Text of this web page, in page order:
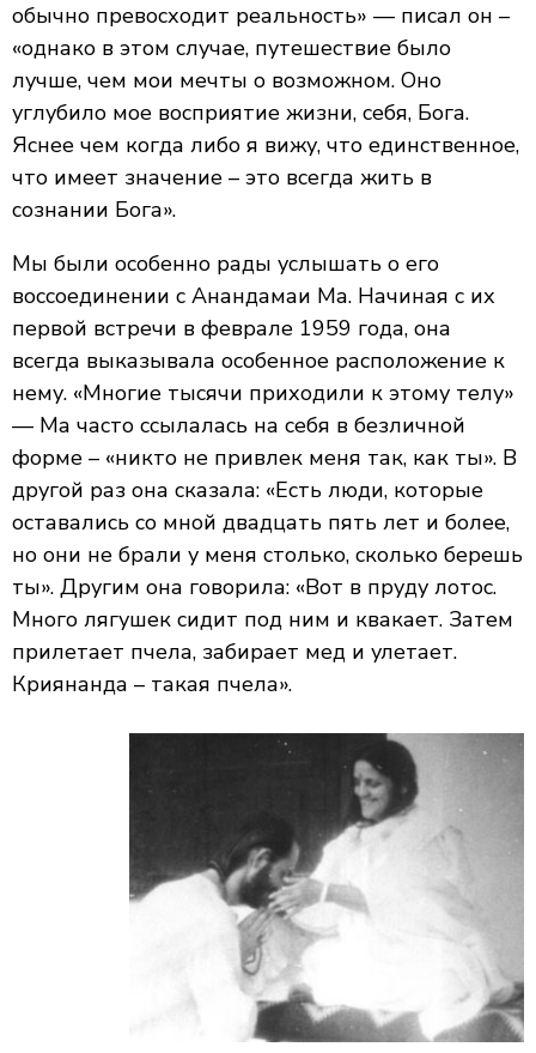
обычно превосходит реальность» — писал он –
«однако в этом случае, путешествие было
лучше, чем мои мечты о возможном. Оно
углубило мое восприятие жизни, себя, Бога.
Яснее чем когда либо я вижу, что единственное,
что имеет значение – это всегда жить в
сознании Бога».
Мы были особенно рады услышать о его
воссоединении с Анандамаи Ма. Начиная с их
первой встречи в феврале 1959 года, она
всегда выказывала особенное расположение к
нему. «Многие тысячи приходили к этому телу»
— Ма часто ссылалась на себя в безличной
форме – «никто не привлек меня так, как ты». В
другой раз она сказала: «Есть люди, которые
оставались со мной двадцать пять лет и более,
но они не брали у меня столько, сколько берешь
ты». Другим она говорила: «Вот в пруду лотос.
Много лягушек сидит под ним и квакает. Затем
прилетает пчела, забирает мед и улетает.
Криянанда – такая пчела».